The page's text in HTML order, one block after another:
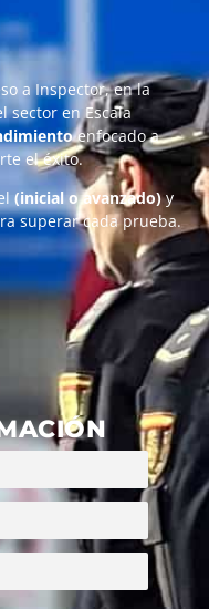
a Inspector, en la
sector en Escala
enfocado a
el éxito.
(inicial o avanzado)y
superar cada prueba.